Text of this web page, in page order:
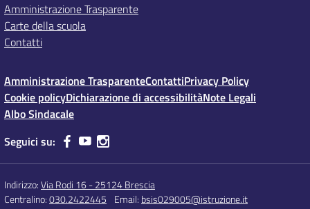
Amministrazione Trasparente
Carte della scuola
Contatti
Amministrazione TrasparenteContattiPrivacy Policy
Cookie policyDichiarazione di accessibilitàNote Legali
Albo Sindacale
Seguici su:
Indirizzo:Via Rodi 16 - 25124 Brescia
Centralino:030.2422445 Email: bsis029005@istruzione.it